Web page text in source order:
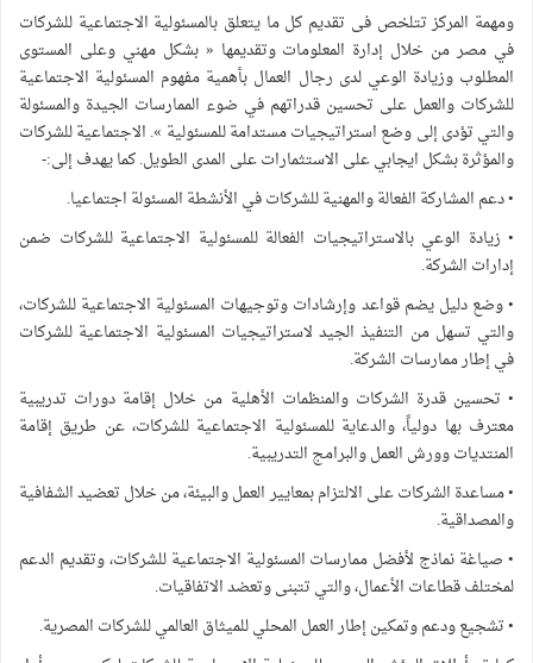
ومهمة المركز تتلخص فى تقديم كل ما يتعلق بالمسئولية الاجتماعية للشركات
في مصر من خلال إدارة المعلومات وتقديمها « بشكل مهني وعلى المستوى
المطلوب وزيادة الوعي لدى رجال العمال بأهمية مفهوم المسئولية الاجتماعية
للشركات والعمل على تحسين قدراتهم في ضوء الممارسات الجيدة والمسئولة
والتي تؤدى إلى وضع استراتيجيات مستدامة للمسئولية ». الاجتماعية للشركات
والمؤثرة بشكل ايجابي على الاستثمارات على المدى الطويل. كما يهدف إلى:-
• دعم المشاركة الفعالة والمهنية للشركات في الأنشطة المسئولة اجتماعيا.
• زيادة الوعي بالاستراتيجيات الفعالة للمسئولية الاجتماعية للشركات ضمن
إدارات الشركة.
• وضع دليل يضم قواعد وإرشادات وتوجيهات المسئولية الاجتماعية للشركات،
والتي تسهل من التنفيذ الجيد لاستراتيجيات المسئولية الاجتماعية للشركات
في إطار ممارسات الشركة.
• تحسين قدرة الشركات والمنظمات الأهلية من خلال إقامة دورات تدريبية
معترف بها دولياً، والدعاية للمسئولية الاجتماعية للشركات، عن طريق إقامة
المنتديات وورش العمل والبرامج التدريبية.
• مساعدة الشركات على الالتزام بمعايير العمل والبيئة، من خلال تعضيد الشفافية
والمصداقية.
• صياغة نماذج لأفضل ممارسات المسئولية الاجتماعية للشركات، وتقديم الدعم
لمختلف قطاعات الأعمال، والتي تتبنى وتعضد الاتفاقيات.
• تشجيع ودعم وتمكين إطار العمل المحلي للميثاق العالمي للشركات المصرية.